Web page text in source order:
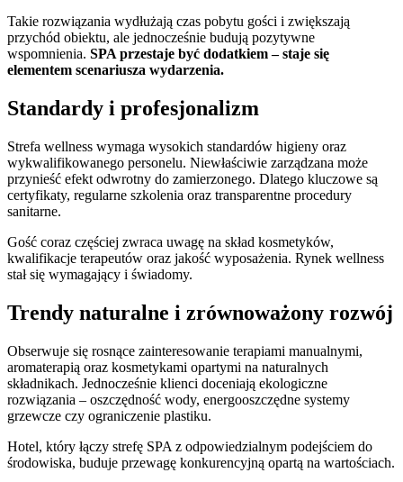
Takie rozwiązania wydłużają czas pobytu gości i zwiększają
przychód obiektu, ale jednocześnie budują pozytywne
wspomnienia. SPA przestaje być dodatkiem – staje się
elementem scenariusza wydarzenia.
Standardy i profesjonalizm
Strefa wellness wymaga wysokich standardów higieny oraz
wykwalifikowanego personelu. Niewłaściwie zarządzana może
przynieść efekt odwrotny do zamierzonego. Dlatego kluczowe są
certyfikaty, regularne szkolenia oraz transparentne procedury
sanitarne.
Gość coraz częściej zwraca uwagę na skład kosmetyków,
kwalifikacje terapeutów oraz jakość wyposażenia. Rynek wellness
stał się wymagający i świadomy.
Trendy naturalne i zrównoważony rozwój
Obserwuje się rosnące zainteresowanie terapiami manualnymi,
aromaterapią oraz kosmetykami opartymi na naturalnych
składnikach. Jednocześnie klienci doceniają ekologiczne
rozwiązania – oszczędność wody, energooszczędne systemy
grzewcze czy ograniczenie plastiku.
Hotel, który łączy strefę SPA z odpowiedzialnym podejściem do
środowiska, buduje przewagę konkurencyjną opartą na wartościach.